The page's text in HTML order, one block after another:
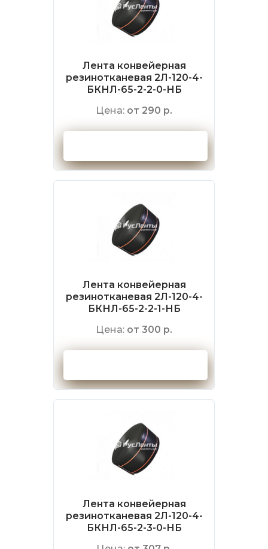
Лента конвейерная
резинотканевая 2Л-120-4-
БКНЛ-65-2-2-0-НБ
Цена: от 290 р.
Лента конвейерная
резинотканевая 2Л-120-4-
БКНЛ-65-2-2-1-НБ
Цена: от 300 р.
Лента конвейерная
резинотканевая 2Л-120-4-
БКНЛ-65-2-3-0-НБ